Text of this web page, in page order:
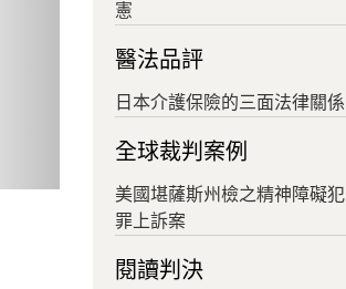
憲
醫法品評
日本介護保險的三面法律關係
全球裁判案例
美國堪薩斯州檢之精神障礙犯
罪上訴案
閱讀判決